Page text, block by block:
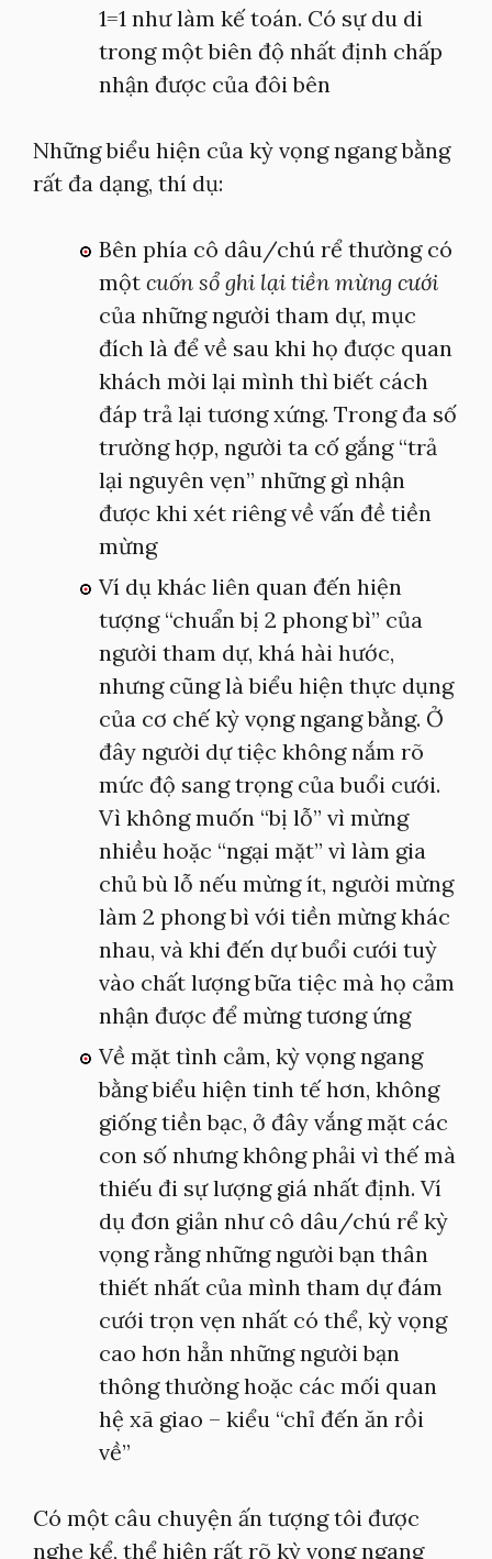
1=1 như làm kế toán. Có sự du di
trong một biên độ nhất định chấp
nhận được của đôi bên
Những biểu hiện của kỳ vọng ngang bằng
rất đa dạng, thí dụ:
Bên phía cô dâu/chú rể thường có
một cuốn sổ ghi lại tiền mừng cưới
của những người tham dự, mục
đích là để về sau khi họ được quan
khách mời lại mình thì biết cách
đáp trả lại tương xứng. Trong đa số
trường hợp, người ta cố gắng “trả
lại nguyên vẹn” những gì nhận
được khi xét riêng về vấn đề tiền
mừng
Ví dụ khác liên quan đến hiện
tượng “chuẩn bị 2 phong bì” của
người tham dự, khá hài hước,
nhưng cũng là biểu hiện thực dụng
của cơ chế kỳ vọng ngang bằng. Ở
đây người dự tiệc không nắm rõ
mức độ sang trọng của buổi cưới.
Vì không muốn “bị lỗ” vì mừng
nhiều hoặc “ngại mặt” vì làm gia
chủ bù lỗ nếu mừng ít, người mừng
làm 2 phong bì với tiền mừng khác
nhau, và khi đến dự buổi cưới tuỳ
vào chất lượng bữa tiệc mà họ cảm
nhận được để mừng tương ứng
Về mặt tình cảm, kỳ vọng ngang
bằng biểu hiện tinh tế hơn, không
giống tiền bạc, ở đây vắng mặt các
con số nhưng không phải vì thế mà
thiếu đi sự lượng giá nhất định. Ví
dụ đơn giản như cô dâu/chú rể kỳ
vọng rằng những người bạn thân
thiết nhất của mình tham dự đám
cưới trọn vẹn nhất có thể, kỳ vọng
cao hơn hẳn những người bạn
thông thường hoặc các mối quan
hệ xã giao – kiểu “chỉ đến ăn rồi
về”
Có một câu chuyện ấn tượng tôi được
nghe kể, thể hiện rất rõ kỳ vọng ngang